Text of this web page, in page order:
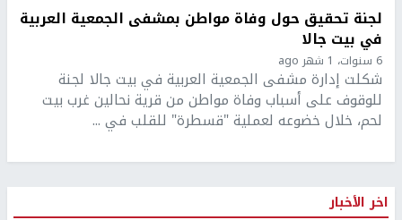
لجنة تحقيق حول وفاة مواطن بمشفى الجمعية العربية
في بيت جالا
6 سنوات، 1 شهر ago
شكلت إدارة مشفى الجمعية العربية في بيت جالا لجنة
للوقوف على أسباب وفاة مواطن من قرية نحالين غرب بيت
لحم، خلال خضوعه لعملية "قسطرة" للقلب في ...
اخر الأخبار